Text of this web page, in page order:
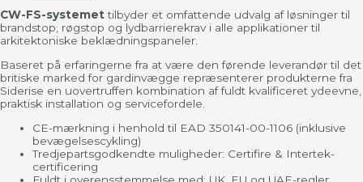
CW-FS-systemettilbyder et omfattende udvalg af løsninger til
brandstop, røgstop og lydbarrierekrav i alle applikationer til
arkitektoniske beklædningspaneler.
Baseret på erfaringerne fra at være den førende leverandør til det
britiske marked for gardinvægge repræsenterer produkterne fra
Siderise en uovertruffen kombination af fuldt kvalificeret ydeevne,
praktisk installation og servicefordele.
CE-mærkning i henhold til EAD 350141-00-1106 (inklusive
bevægelsescykling)
Tredjepartsgodkendte muligheder: Certifire & Intertek-
certificering
Fuldt i overensstemmelse med: UK, EU og UAE-regler